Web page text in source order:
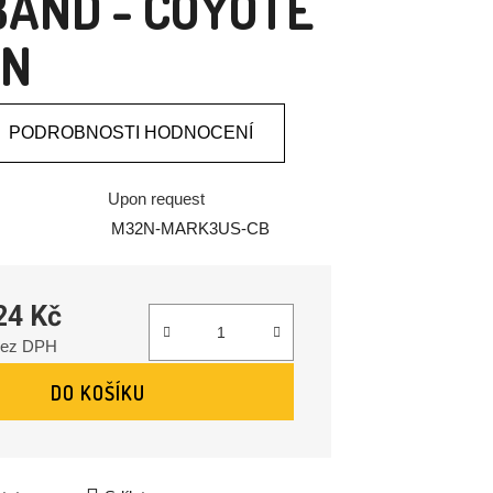
PODROBNOSTI HODNOCENÍ
Upon request
M32N-MARK3US-CB
Kč
DPH
DO KOŠÍKU